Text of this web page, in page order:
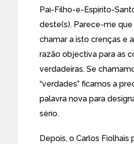
Pai-Filho-e-Espirito-
deste(s). Parece-me que
chamar a isto crenças e
razão objectiva para as
verdadeiras. Se
“verdades” ficamos a
palavra nova para
sério.
Depois, o Carlos